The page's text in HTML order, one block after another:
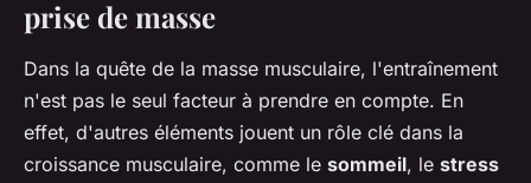
prise de masse
Dans la quête de la masse musculaire, l'entraînement
n'est pas le seul facteur à prendre en compte. En
effet, d'autres éléments jouent un rôle clé dans la
croissance musculaire, comme le sommeil, le stress